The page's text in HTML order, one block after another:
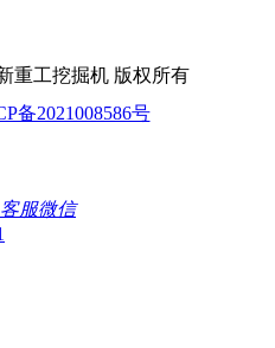
重工挖掘机 版权所有
备2021008586号
客服微信